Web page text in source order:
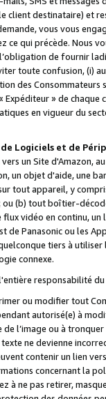
client destinataire) et
vous vous
ce qui précède. Nous
de fournir
toute confusion, (i)
des
» de
en vigueur du
Logiciels et de
un Site d'Amazon,
un objet d'aide, une
tout appareil, y
(b) tout boîtier-
vidéo en continu,
de Panasonic ou les
tiers à
connexe.
responsabilité
ou modifier tout
autorisé(e) à
l’image ou à
ne devienne
contenir un lien
concernant la
à ne pas retirer,